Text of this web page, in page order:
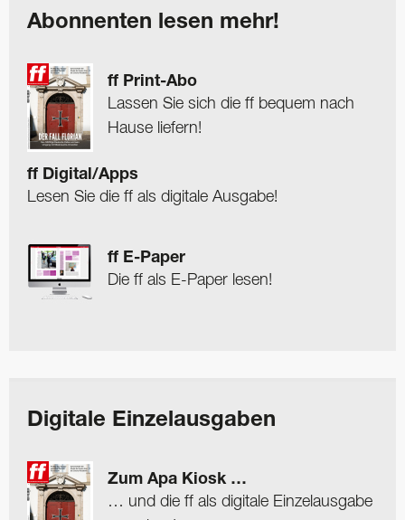
Abonnenten lesen mehr!
ff Print-Abo
Lassen Sie sich die ff bequem nach
Hause liefern!
ff Digital/Apps
Lesen Sie die ff als digitale Ausgabe!
ff E-Paper
Die ff als E-Paper lesen!
Digitale Einzelausgaben
Zum Apa Kiosk …
… und die ff als digitale Einzelausgabe